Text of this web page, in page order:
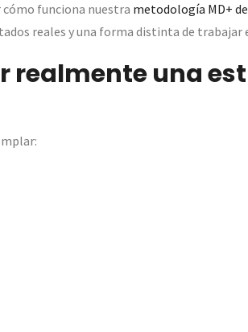
cómo funciona nuestra metodología MD+
reales y una forma distinta de
realmente una